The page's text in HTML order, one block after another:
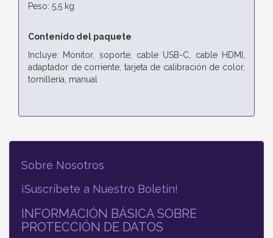
Peso: 5,5 kg
Contenido del paquete
Incluye: Monitor, soporte, cable USB-C, cable HDMI,
adaptador de corriente, tarjeta de calibración de color,
tornillería, manual
Sobre Nosotros
¡Suscríbete a Nuestro Boletín!
INFORMACIÓN BÁSICA SOBRE
PROTECCIÓN DE DATOS